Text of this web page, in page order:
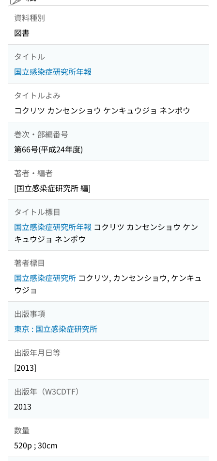
資料種別
図書
タイトル
国立感染症研究所年報
タイトルよみ
コクリツ カンセンショウ ケンキュウジョ ネンポウ
巻次・部編番号
第66号(平成24年度)
著者・編者
[国立感染症研究所 編]
タイトル標目
国立感染症研究所年報 コクリツ カンセンショウ ケン
キュウジョ ネンポウ
著者標目
国立感染症研究所 コクリツ, カンセンショウ, ケンキュ
ウジョ
出版事項
東京 : 国立感染症研究所
出版年月日等
[2013]
出版年（W3CDTF）
2013
数量
520p ; 30cm